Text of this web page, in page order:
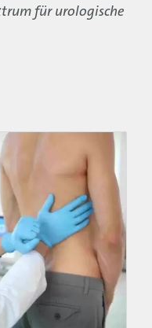
für urologische